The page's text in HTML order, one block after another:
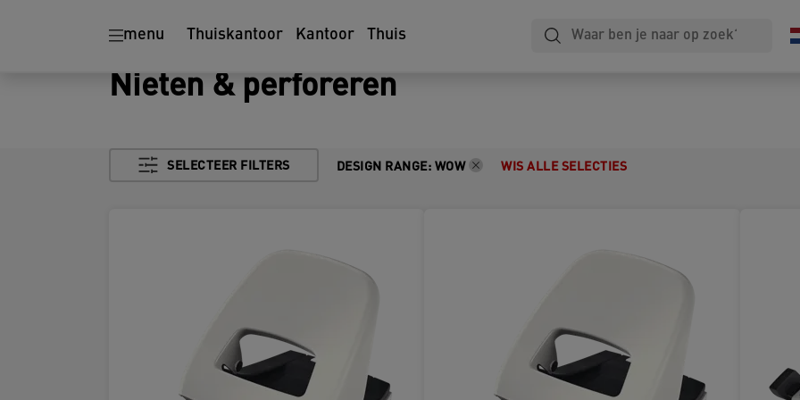
menu Thuiskantoor Kantoor Thuis
Nieten & perforeren
SELECTEER FILTERS DESIGN RANGE: WOW WIS ALLE SELECTIES